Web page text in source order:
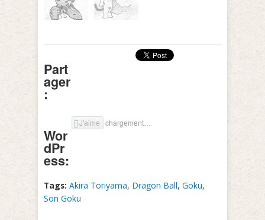
Part
ager
:
Wor
dPr
ess:
J'aime chargement…
Tags: Akira Toriyama, Dragon Ball, Goku,
Son Goku